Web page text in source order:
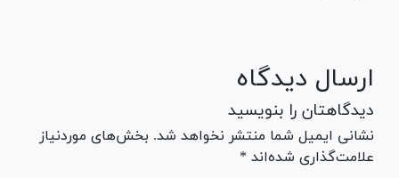
ارسال دیدگاه
دیدگاهتان را بنویسید
نشانی ایمیل شما منتشر نخواهد شد. بخش‌های موردنیاز
علامت‌گذاری شده‌اند *